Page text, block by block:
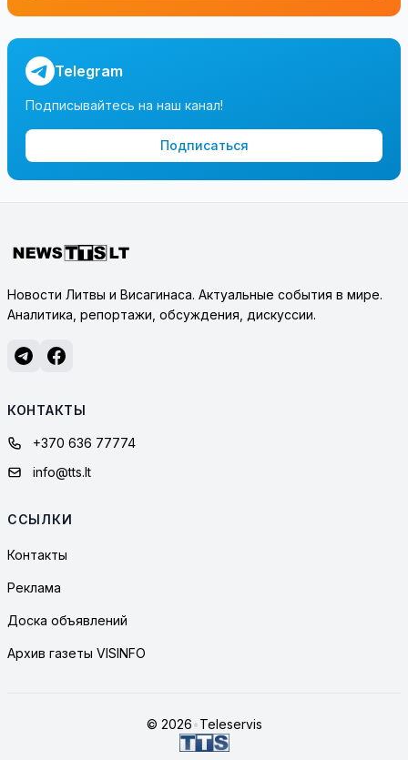
Telegram
Подписывайтесь на наш канал!
Подписаться
Новости Литвы и Висагинаса. Актуальные события в мире.
Аналитика, репортажи, обсуждения, дискуссии.
КОНТАКТЫ
+370 636 77774
info@tts.lt
ССЫЛКИ
Контакты
Реклама
Доска объявлений
Архив газеты VISINFO
© 2026•Teleservis